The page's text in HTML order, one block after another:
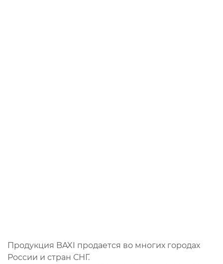
Продукция BAXI продается во многих городах
России и стран СНГ.